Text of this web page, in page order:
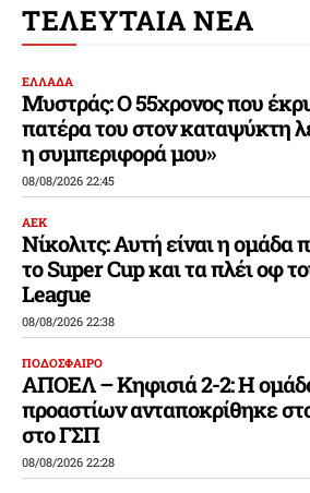
ΤΕΛΕΥΤΑΙΑ ΝΕΑ
ΕΛΛΑΔΑ
Μυστράς: Ο 55χρονος που
πατέρα του στον καταψύκτη
η συμπεριφορά μου»
08/08/2026 22:45
ΑΕΚ
Νίκολιτς: Αυτή είναι η ομάδα
το Super Cup και τα πλέι οφ
League
08/08/2026 22:38
ΠΟΔΟΣΦΑΙΡΟ
ΑΠΟΕΛ – Κηφισιά 2-2: Η
προαστίων ανταποκρίθηκε
στο ΓΣΠ
08/08/2026 22:28